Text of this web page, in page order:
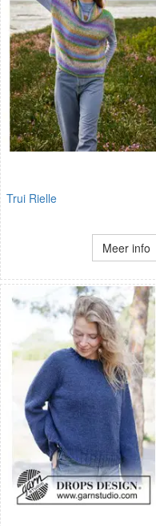
Trui Rielle
Meer info